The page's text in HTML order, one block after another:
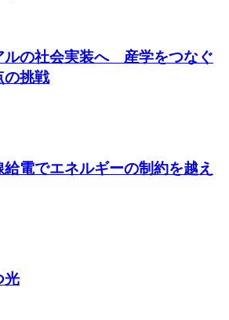
ルの社会実装へ 産学をつなぐ
の挑戦
給電でエネルギーの制約を越え
光